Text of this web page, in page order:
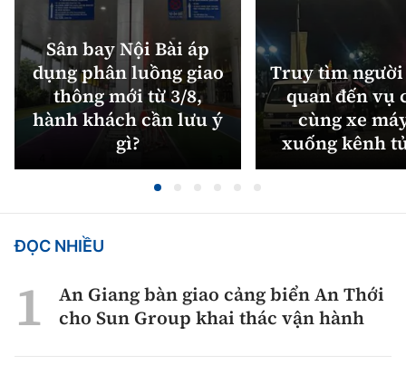
Sân bay Nội Bài áp
dụng phân luồng giao
thông mới từ 3/8,
hành khách cần lưu ý
gì?
Truy tìm
quan đến vụ
cùng xe
xuống kênh
ĐỌC NHIỀU
An Giang bàn giao cảng biển An Thới
cho Sun Group khai thác vận hành